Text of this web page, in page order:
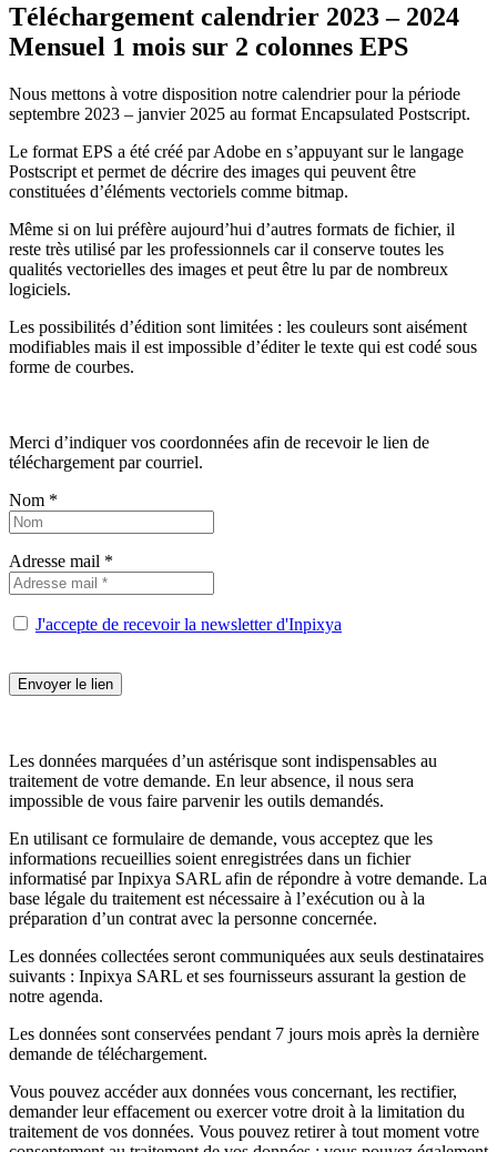
Téléchargement calendrier 2023 – 2024
Mensuel 1 mois sur 2 colonnes EPS
Nous mettons à votre disposition notre calendrier pour la période
septembre 2023 – janvier 2025 au format Encapsulated Postscript.
Le format EPS a été créé par Adobe en s’appuyant sur le langage
Postscript et permet de décrire des images qui peuvent être
constituées d’éléments vectoriels comme bitmap.
Même si on lui préfère aujourd’hui d’autres formats de fichier, il
reste très utilisé par les professionnels car il conserve toutes les
qualités vectorielles des images et peut être lu par de nombreux
logiciels.
Les possibilités d’édition sont limitées : les couleurs sont aisément
modifiables mais il est impossible d’éditer le texte qui est codé sous
forme de courbes.
Merci d’indiquer vos coordonnées afin de recevoir le lien de
téléchargement par courriel.
Nom *
Adresse mail *
J'accepte de recevoir la newsletter d'Inpixya
Les données marquées d’un astérisque sont indispensables au
traitement de votre demande. En leur absence, il nous sera
impossible de vous faire parvenir les outils demandés.
En utilisant ce formulaire de demande, vous acceptez que les
informations recueillies soient enregistrées dans un fichier
informatisé par Inpixya SARL afin de répondre à votre demande. La
base légale du traitement est nécessaire à l’exécution ou à la
préparation d’un contrat avec la personne concernée.
Les données collectées seront communiquées aux seuls destinataires
suivants : Inpixya SARL et ses fournisseurs assurant la gestion de
notre agenda.
Les données sont conservées pendant 7 jours mois après la dernière
demande de téléchargement.
Vous pouvez accéder aux données vous concernant, les rectifier,
demander leur effacement ou exercer votre droit à la limitation du
traitement de vos données. Vous pouvez retirer à tout moment votre